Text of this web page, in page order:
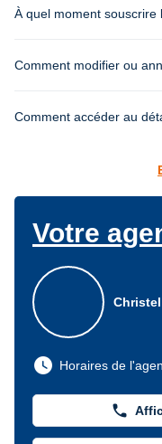
À quel moment souscrire
Comment modifier ou
Comment accéder au
Votre
watch_later Horaires de
phone